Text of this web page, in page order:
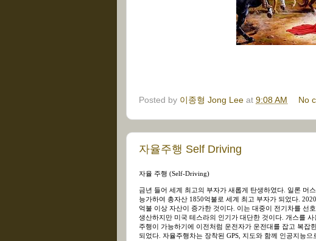
Posted by 이종형 Jong Lee at 9:08 AM No
자율주행 Self Driving
자율 주행 (Self-Driving)
금년 들어 세계 최고의 부자가 새롭게 탄생하였다. 일론 머
능가하여 총자산 1850억불로 세계 최고 부자가 되었다.
억불 이상 자산이 증가한 것이다. 이는 대중이 전기차를 선
생산하지만 미국 테스라의 인기가 대단한 것이다. 개스를
주행이 가능하기에 이전처럼 운전자가 운전대를 잡고 복잡
되었다. 자율주행차는 장착된 GPS, 지도와 함께 인공지능